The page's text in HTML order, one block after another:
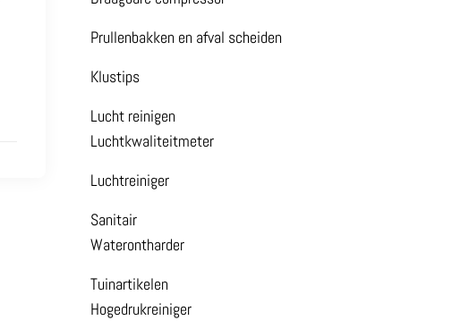
Prullenbakken en afval scheiden
Klustips
Lucht reinigen
Luchtkwaliteitmeter
Luchtreiniger
Sanitair
Waterontharder
Tuinartikelen
Hogedrukreiniger